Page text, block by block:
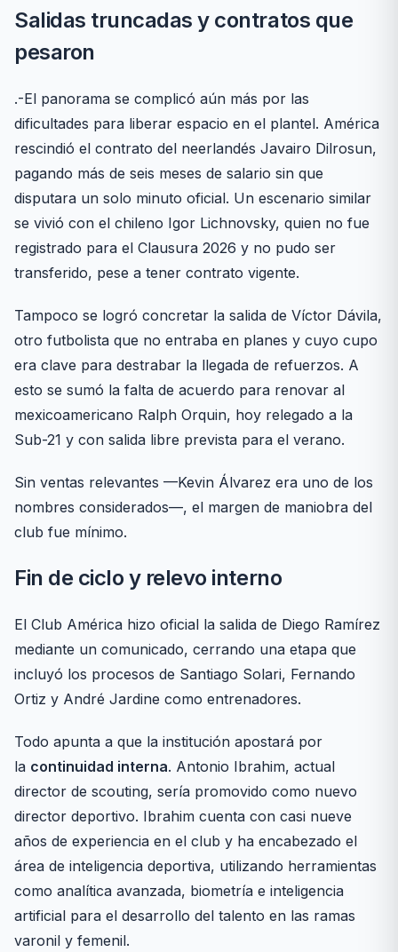
Salidas truncadas y contratos que
pesaron
.-El panorama se complicó aún más por las
dificultades para liberar espacio en el plantel. América
rescindió el contrato del neerlandés Javairo Dilrosun,
pagando más de seis meses de salario sin que
disputara un solo minuto oficial. Un escenario similar
se vivió con el chileno Igor Lichnovsky, quien no fue
registrado para el Clausura 2026 y no pudo ser
transferido, pese a tener contrato vigente.
Tampoco se logró concretar la salida de Víctor Dávila,
otro futbolista que no entraba en planes y cuyo cupo
era clave para destrabar la llegada de refuerzos. A
esto se sumó la falta de acuerdo para renovar al
mexicoamericano Ralph Orquin, hoy relegado a la
Sub-21 y con salida libre prevista para el verano.
Sin ventas relevantes —Kevin Álvarez era uno de los
nombres considerados—, el margen de maniobra del
club fue mínimo.
Fin de ciclo y relevo interno
El Club América hizo oficial la salida de Diego Ramírez
mediante un comunicado, cerrando una etapa que
incluyó los procesos de Santiago Solari, Fernando
Ortiz y André Jardine como entrenadores.
Todo apunta a que la institución apostará por
la continuidad interna. Antonio Ibrahim, actual
director de scouting, sería promovido como nuevo
director deportivo. Ibrahim cuenta con casi nueve
años de experiencia en el club y ha encabezado el
área de inteligencia deportiva, utilizando herramientas
como analítica avanzada, biometría e inteligencia
artificial para el desarrollo del talento en las ramas
varonil y femenil.